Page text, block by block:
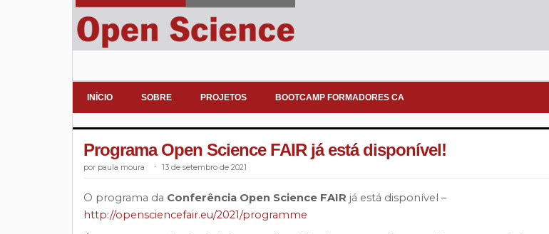
INÍCIO SOBRE PROJETOS BOOTCAMP FORMADORES CA
Programa Open Science FAIR já está disponível!
paula moura 13 de setembro de 2021
O programa da Conferência Open Science FAIR já está disponível –
http://opensciencefair.eu/2021/programme